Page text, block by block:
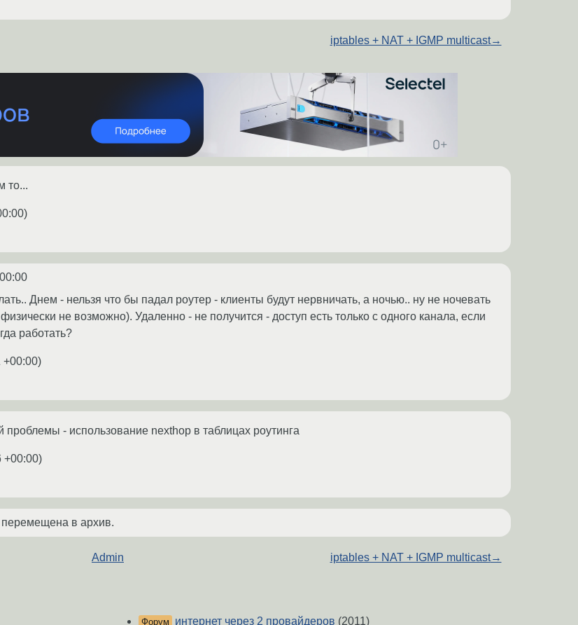
iptables + NAT + IGMP multicast→
то...
)
Днем - нельзя что бы падал роутер - клиенты будут нервничать, а ночью.. ну не ночевать
не возможно). Удаленно - не получится - доступ есть только с одного канала, если
работать?
+00:00)
- использование nexthop в таблицах роутинга
+00:00)
в архив.
Admin iptables + NAT + IGMP multicast→
Форум интернет через 2 провайдеров (2011)